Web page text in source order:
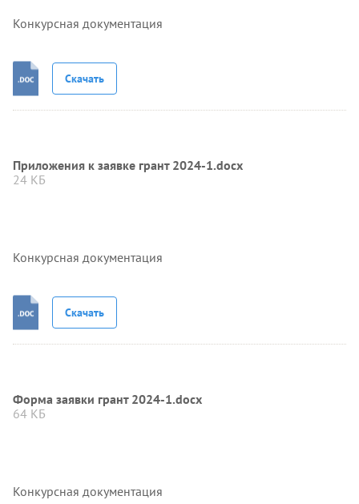
Конкурсная документация
Скачать
Приложения к заявке грант 2024-1.docx
24 КБ
Конкурсная документация
Скачать
Форма заявки грант 2024-1.docx
64 КБ
Конкурсная документация